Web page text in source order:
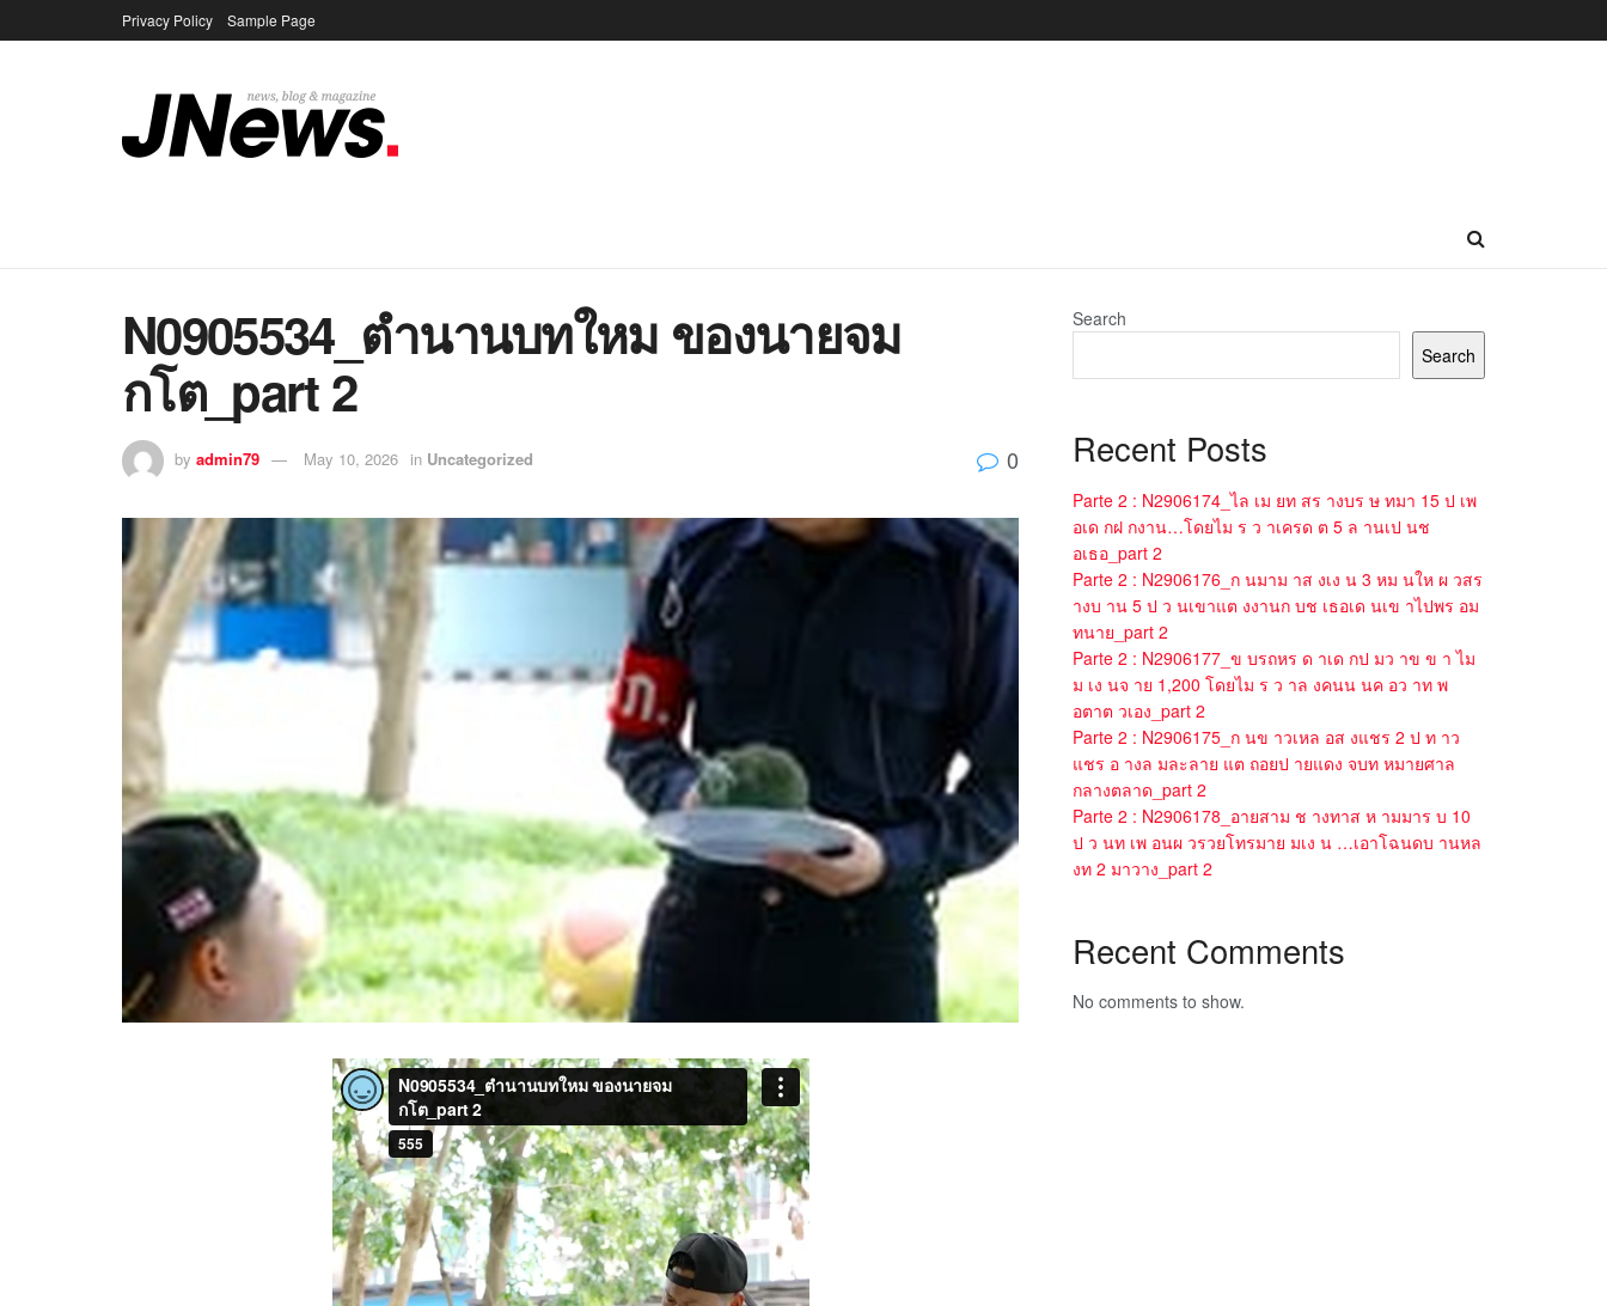
Privacy Policy Sample Page
N0905534_ตำนานบทใหม ของนายจม
กโต_part 2
by admin79 May 10, 2026 in Uncategorized 0
Search
Search
Recent Posts
Parte 2 : N2906174_ไล เม ยท สร างบร ษ ทมา 15 ป เพ
อเด กฝ กงาน…โดยไม ร ว าเครด ต 5 ล านเป นช
อเธอ_part 2
Parte 2 : N2906176_ก นมาม าส งเง น 3 หม นให ผ วสร
างบ าน 5 ป ว นเขาแต งงานก บช เธอเด นเข าไปพร อม
ทนาย_part 2
Parte 2 : N2906177_ข บรถหร ด าเด กป มว าข ข า ไม
ม เง นจ าย 1,200 โดยไม ร ว าล งคนน นค อว าท พ
อตาต วเอง_part 2
Parte 2 : N2906175_ก นข าวเหล อส งแชร 2 ป ท าว
แชร อ างล มละลาย แต ถอยป ายแดง จบท หมายศาล
กลางตลาด_part 2
Parte 2 : N2906178_อายสาม ช างทาส ห ามมาร บ 10
ป ว นท เพ อนผ วรวยโทรมาย มเง น …เอาโฉนดบ านหล
งท 2 มาวาง_part 2
Recent Comments
No comments to show.